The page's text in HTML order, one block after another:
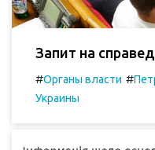
Запит на
#Органы власти #
Украины